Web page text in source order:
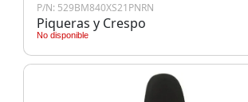
P/N: 529BM840XS21PNRN
Piqueras y Crespo
No disponible